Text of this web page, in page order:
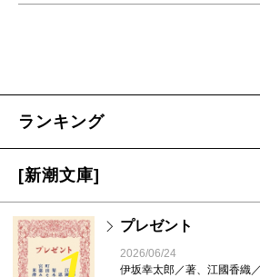
ランキング
[新潮文庫]
プレゼント
2026/06/24
伊坂幸太郎／著、江國香織